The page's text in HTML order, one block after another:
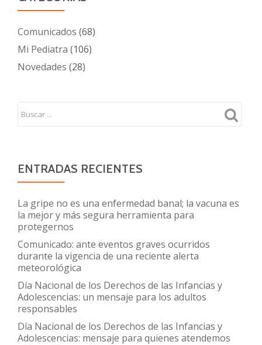
Comunicados (68)
Mi Pediatra (106)
Novedades (28)
ENTRADAS RECIENTES
La gripe no es una enfermedad banal; la vacuna es
la mejor y más segura herramienta para
protegernos
Comunicado: ante eventos graves ocurridos
durante la vigencia de una reciente alerta
meteorológica
Día Nacional de los Derechos de las Infancias y
Adolescencias: un mensaje para los adultos
responsables
Día Nacional de los Derechos de las Infancias y
Adolescencias: mensaje para quienes atendemos